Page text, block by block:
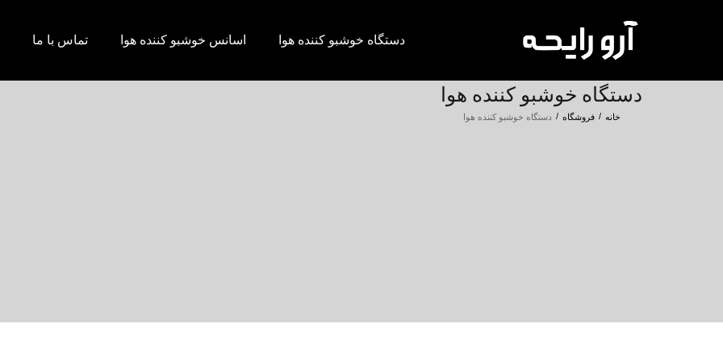
دستگاه خوشبو کننده هوا اسانس خوشبو کننده هوا تماس با ما
دستگاه خوشبو کننده هوا
خانه / فروشگاه / دستگاه خوشبو کننده هوا